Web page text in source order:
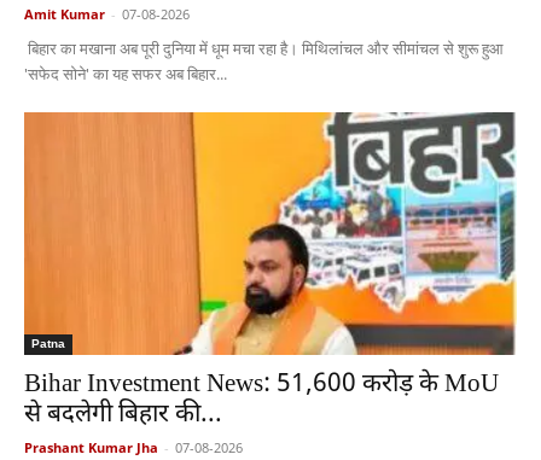
Amit Kumar - 07-08-2026
बिहार का मखाना अब पूरी दुनिया में धूम मचा रहा है। मिथिलांचल और सीमांचल से शुरू हुआ
'सफेद सोने' का यह सफर अब बिहार...
Patna
Bihar Investment News: 51,600 करोड़ के MoU
से बदलेगी बिहार की...
Prashant Kumar Jha - 07-08-2026